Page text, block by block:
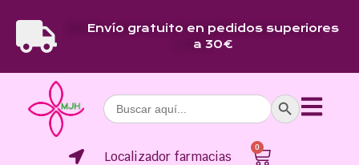
Envío gratuito en pedidos superiores
a 30€
Buscar: Botón de
Localizador farmacias
0